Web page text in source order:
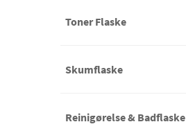
Toner Flaske
Skumflaske
Reinigørelse & Badflaske